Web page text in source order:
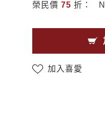
榮民價 75 折：
加入喜愛